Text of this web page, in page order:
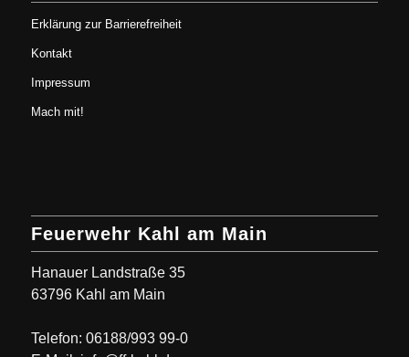
Erklärung zur Barrierefreiheit
Kontakt
Impressum
Mach mit!
Feuerwehr Kahl am Main
Hanauer Landstraße 35
63796 Kahl am Main
Telefon: 06188/993 99-0